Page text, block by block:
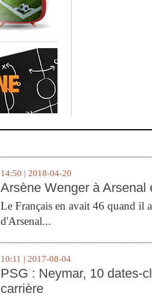
14:50 | 2018-04-20
Arsène Wenger à Arsenal
Le Français en avait 46 quand il
d'Arsenal...
10:11 | 2017-08-04
PSG : Neymar, 10 dates-
carrière